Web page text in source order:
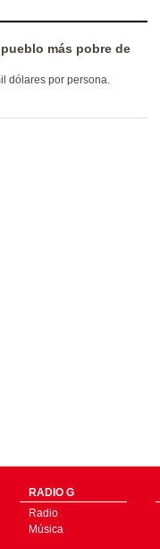
más pobre de
dólares por persona.
RADIO G
Radio
Música